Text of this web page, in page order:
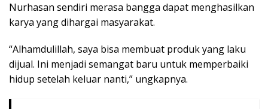
Nurhasan sendiri merasa bangga dapat menghasilkan
karya yang dihargai masyarakat.
“Alhamdulillah, saya bisa membuat produk yang laku
dijual. Ini menjadi semangat baru untuk memperbaiki
hidup setelah keluar nanti,” ungkapnya.